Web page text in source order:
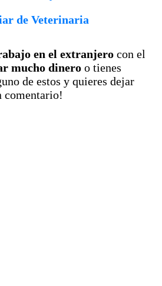
de Veterinaria
en el extranjero con el
mucho dinero o tienes
de estos y quieres dejar
comentario!